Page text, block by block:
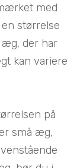
med
størrelse
æg, der har
kan variere
på
små æg,